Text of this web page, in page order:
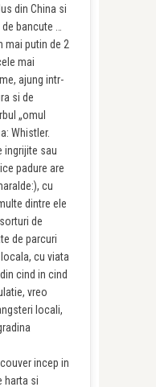
din China si
bancute …
mai putin de 2
mai
ajung intr-
si de
„omul
Whistler.
ingrijite sau
padure are
cu
dintre ele
de
de parcuri
cu viata
cind in cind
vreo
locali,
incep in
harta si